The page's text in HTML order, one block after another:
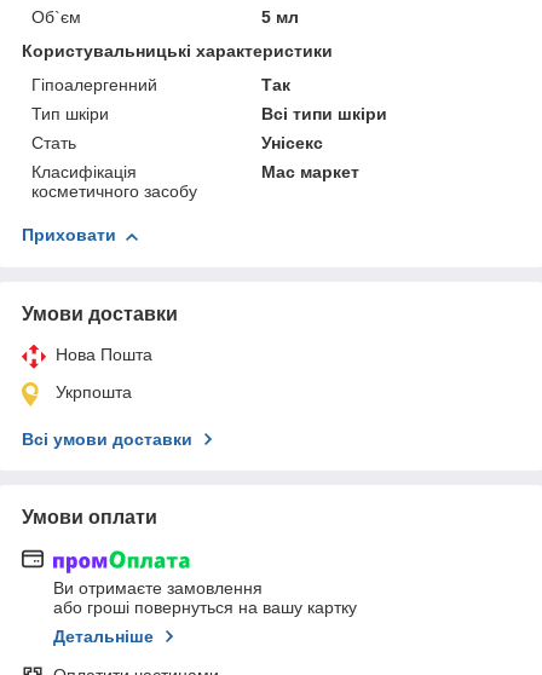
Об`єм
5 мл
Користувальницькі характеристики
Гіпоалергенний
Так
Тип шкіри
Всі типи шкіри
Стать
Унісекс
Класифікація
косметичного засобу
Мас маркет
Приховати
Умови доставки
Нова Пошта
Укрпошта
Всі умови доставки
Умови оплати
Ви отримаєте замовлення
або гроші повернуться на вашу картку
Детальніше